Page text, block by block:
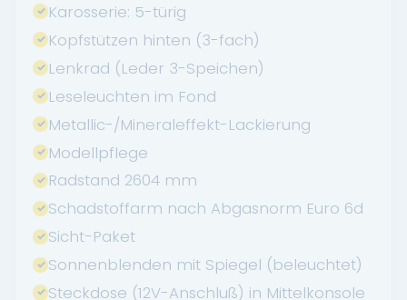
Karosserie: 5-türig
Kopfstützen hinten (3-fach)
Lenkrad (Leder 3-Speichen)
Leseleuchten im Fond
Metallic-/Mineraleffekt-Lackierung
Modellpflege
Radstand 2604 mm
Schadstoffarm nach Abgasnorm Euro 6d
Sicht-Paket
Sonnenblenden mit Spiegel (beleuchtet)
Steckdose (12V-Anschluß) in Mittelkonsole